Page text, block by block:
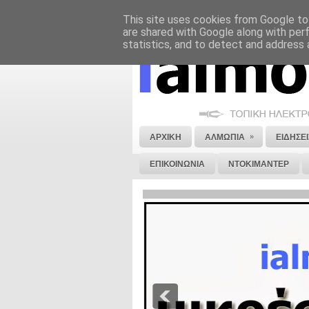
ΝΟΜΙΚΗ ΣΗΜΕΙΩΣΗ ΔΙΑΦΗΜΙΣΗ
ΑΡΧΙΚΗ ΑΛΜΩΠΙΑ »
ΕΠΙΚΟΙΝΩΝΙΑ ΝΤΟΚΙΜΑΝΤΕΡ
This site uses cookies from Google
are shared with Google along with
statistics, and to detect and address